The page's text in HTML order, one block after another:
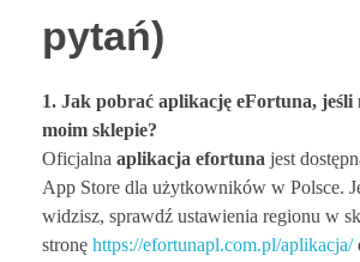
pytań)
1. Jak pobrać aplikację eFortuna, jeśli
moim sklepie?
Oficjalna aplikacja efortuna jest
App Store dla użytkowników w Polsce.
widzisz, sprawdź ustawienia regionu w
stronę https://efortunapl.com.pl/aplikacja/